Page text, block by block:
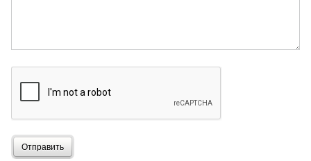
Отправить